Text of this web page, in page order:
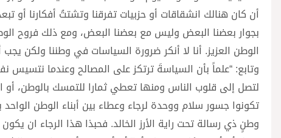
أن كان هنالك انشقاقات أو حزبيات تفرقنا وتشتتُ أفكارنا
بجوار بعضنا البعض وليس مع بعضنا البعض، ومع ذلك فروح
الوطن العزيز. أنا لا أنكر ضرورة السياسات في وطننا ولكن
وتابع: “علماً بأن السياسةَ ترتكز على المصالح وعندما نتسيس
لتصل إلى قلوب الناس ومنها تعطي ثمارا للتمسك بالوطن،
تكونوا جسور سلام ووحدة لرجاء وعطاء بين أبناء الوطن
وطنٍ ذي رسالة تحت راية الأرز الخالد. فحبذا هذا الرجاء ان